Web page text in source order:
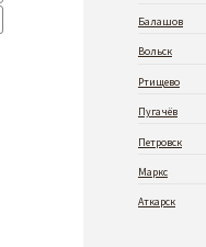
Балашов
Вольск
Ртищево
Пугачёв
Петровск
Маркс
Аткарск